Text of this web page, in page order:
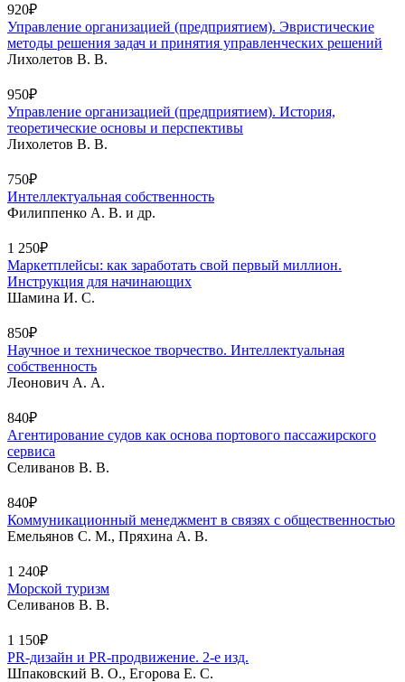
920₽
Управление организацией (предприятием). Эвристические
методы решения задач и принятия управленческих решений
Лихолетов В. В.
950₽
Управление организацией (предприятием). История,
теоретические основы и перспективы
Лихолетов В. В.
750₽
Интеллектуальная собственность
Филиппенко А. В. и др.
1 250₽
Маркетплейсы: как заработать свой первый миллион.
Инструкция для начинающих
Шамина И. С.
850₽
Научное и техническое творчество. Интеллектуальная
собственность
Леонович А. А.
840₽
Агентирование судов как основа портового пассажирского
сервиса
Селиванов В. В.
840₽
Коммуникационный менеджмент в связях с общественностью
Емельянов С. М., Пряхина А. В.
1 240₽
Морской туризм
Селиванов В. В.
1 150₽
PR-дизайн и PR-продвижение. 2-е изд.
Шпаковский В. О., Егорова Е. С.